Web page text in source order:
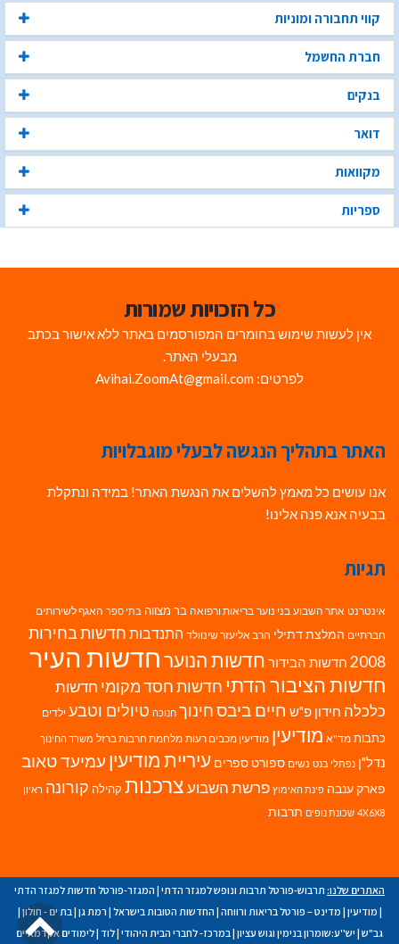
קווי תחבורה ומוניות
חברת החשמל
בנקים
דואר
מקוואות
ספריות
כל הזכויות שמורות
אין לעשות שימוש בחומרים המפורסמים באתר ללא אישור בכתב
מבעלי האתר.
לפרטים: Avihai.ZoomAt@gmail.com
האתר בתהליך הנגשה לבעלי מוגבלויות
אנו עושים כל מאמץ להשלים את הנגשת האתר! במידה ונתקלת
בבעיה אנא פנה אלינו!
תגיות
אינטרנט אתר השבוע בני נוער בריאות ורפואה בר מצווה בתי ספר האגף לשירותים
חברתיים המלצת דתילי הרב אליעזר שינוולד התנדבות חדשות בחירות
2008 חדשות הבידור חדשות הנוערחדשות העיר
חדשות הציבור הדתי חדשות חסד מקומי חדשות
כלכלה חידון פ"ש חיים ביבסחינוך חנוכה טיולים וטבע ילדים
כתבות מד"א מודיעין מודיעין מכבים רעות מלחמת חרבות ברזל משרד החינוך
נדל"ן נפתלי בנט נשים ספורט ספרים עיריית מודיעין עמיעד טאוב
פארק ענבה פינת האימוץ פרשת השבועצרכנות קהילה קורונה ראיון
4X6X8 שכונת נופים תרבות
האתרים שלנו: תרבוש-פורטל תרבות ונופש למגזר הדתי | המגזר-פורטל חדשות למגזר הדתי
| מודיעין | מדינט – פורטל בריאות ורווחה | החדשות הטובות בישראל | רמת גן | בת ים - חולון|
גב"ש | יש''ע:שומרון בנימין וגוש עציון | במרכז- לחברי הבית היהודי |לוד |לימודים אקדמאיים